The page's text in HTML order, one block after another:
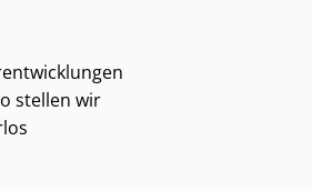
stellen wir